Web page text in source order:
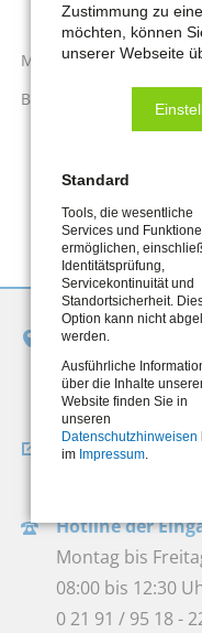
Auszug unter 25
Mehrbedarfe,
Bildung und Teilhabe
Jobcenter
Bismarckstraße
42853 Remscheid
Hotline der
Montag bis
08:00 bis 12:30
0 21 91 / 95 18 -
Zustimmung zu
möchten, können
unserer Webseite
Standard
Tools, die wesentliche
Services und
ermöglichen,
Identitätsprüfung,
Servicekontinuität und
Standortsicherheit.
Option kann nicht
werden.
Ausführliche
über die Inhalte
Website finden Sie in
unseren
Datenschutzhinweisen
im Impressum.